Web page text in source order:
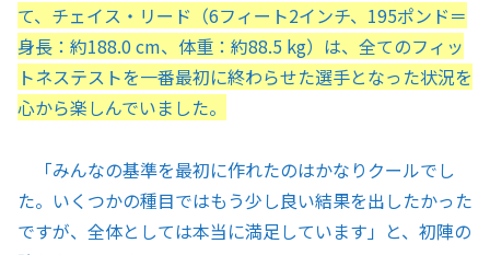
て、チェイス・リード（6フィート2インチ、195ポンド＝
身長：約188.0 cm、体重：約88.5 kg）は、全てのフィッ
トネステストを一番最初に終わらせた選手となった状況を
心から楽しんでいました。
「みんなの基準を最初に作れたのはかなりクールでし
た。いくつかの種目ではもう少し良い結果を出したかった
ですが、全体としては本当に満足しています」と、初陣の